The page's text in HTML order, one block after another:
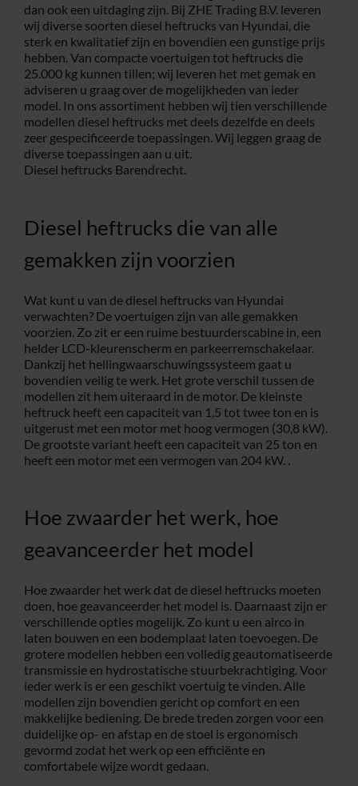
Contact
dan ook een uitdaging zijn. Bij ZHE Trading B.V. leveren
wij diverse soorten diesel heftrucks van Hyundai, die
sterk en kwalitatief zijn en bovendien een gunstige prijs
hebben. Van compacte voertuigen tot heftrucks die
25.000 kg kunnen tillen; wij leveren het met gemak en
adviseren u graag over de mogelijkheden van ieder
model. In ons assortiment hebben wij tien verschillende
modellen diesel heftrucks met deels dezelfde en deels
zeer gespecificeerde toepassingen. Wij leggen graag de
diverse toepassingen aan u uit.
Diesel heftrucks Barendrecht.
Diesel heftrucks die van alle
gemakken zijn voorzien
Wat kunt u van de diesel heftrucks van Hyundai
verwachten? De voertuigen zijn van alle gemakken
voorzien. Zo zit er een ruime bestuurderscabine in, een
helder LCD-kleurenscherm en parkeerremschakelaar.
Dankzij het hellingwaarschuwingssysteem gaat u
bovendien veilig te werk. Het grote verschil tussen de
modellen zit hem uiteraard in de motor. De kleinste
heftruck heeft een capaciteit van 1,5 tot twee ton en is
uitgerust met een motor met hoog vermogen (30,8 kW).
De grootste variant heeft een capaciteit van 25 ton en
heeft een motor met een vermogen van 204 kW. .
Hoe zwaarder het werk, hoe
geavanceerder het model
Hoe zwaarder het werk dat de diesel heftrucks moeten
doen, hoe geavanceerder het model is. Daarnaast zijn er
verschillende opties mogelijk. Zo kunt u een airco in
laten bouwen en een bodemplaat laten toevoegen. De
grotere modellen hebben een volledig geautomatiseerde
transmissie en hydrostatische stuurbekrachtiging. Voor
ieder werk is er een geschikt voertuig te vinden. Alle
modellen zijn bovendien gericht op comfort en een
makkelijke bediening. De brede treden zorgen voor een
duidelijke op- en afstap en de stoel is ergonomisch
gevormd zodat het werk op een efficiënte en
comfortabele wijze wordt gedaan.